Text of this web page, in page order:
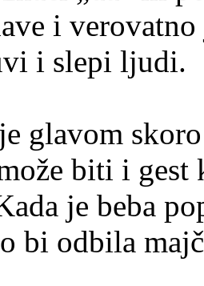
i
i slepi ljudi.
glavom
biti i gest
je beba
bi odbila